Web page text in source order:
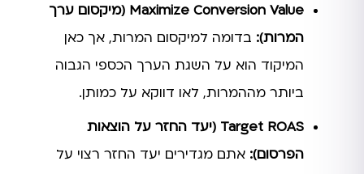
Maximize Conversion Value (מיקסום ערך
המרות): בדומה למיקסום המרות, אך כאן
המיקוד הוא על השגת הערך הכספי הגבוה
ביותר מההמרות, לאו דווקא על כמותן.
Target ROAS (יעד החזר על הוצאות
הפרסום): אתם מגדירים יעד החזר רצוי על